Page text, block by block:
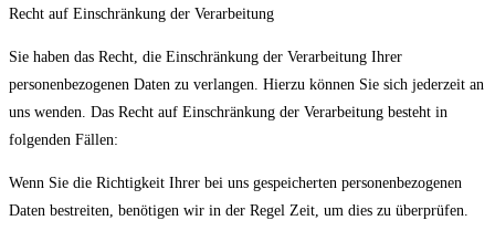
Recht auf Einschränkung der Verarbeitung
Sie haben das Recht, die Einschränkung der Verarbeitung Ihrer
personenbezogenen Daten zu verlangen. Hierzu können Sie sich jederzeit an
uns wenden. Das Recht auf Einschränkung der Verarbeitung besteht in
folgenden Fällen:
Wenn Sie die Richtigkeit Ihrer bei uns gespeicherten personenbezogenen
Daten bestreiten, benötigen wir in der Regel Zeit, um dies zu überprüfen.